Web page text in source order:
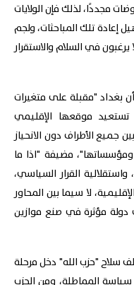
مجددًا، لذلك فإن الولايات
إعادة تلك المباحثات، ولجم
يرغبون في السلام والاستقرار
بغداد "مقبلة على متغيرات
موقعها الإقليمي
جميع الأطراف دون الانحياز
ومؤسساتها"، مضيفة "اذا ما
القرار السياسي،
لا سيما بين المحاور
دولة مؤثرة في صنع موازين
سلاح "حزب الله" دخل مرحلة
سياسة المماطلة، ومن الحزب